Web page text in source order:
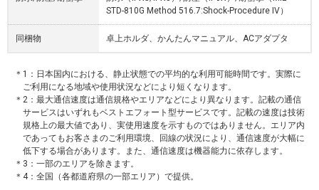
STD-810G Method 516.7:Shock-Procedure IV）
同梱物 卓上ホルダ、かんたんマニュアル、ACアダプタ
1：日本国内における、静止状態での平均的な利用可能時間です。実際に
ご利用になる地域や使用状況などにより短くなります。
2：最大通信速度は通信規格やエリアなどにより異なります。記載の通信
サービスはいずれもベストエフォート型サービスです。記載の速度は技術
規格上の最大値であり、実使用速度を示すものではありません。エリア内
であってもお客さまのご利用環境、回線の状況により、通信速度が大幅に
低下する場合があります。また、通信速度は機器能力に依存します。
3：一部のエリアを除きます。
4：全国（各都道府県の一部エリア）で提供。